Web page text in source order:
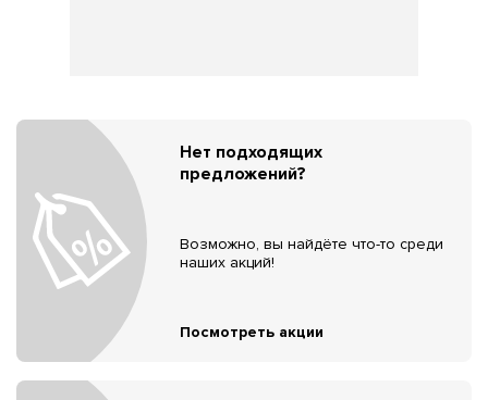
Нет подходящих
предложений?
Возможно, вы найдёте что-то среди
наших акций!
Посмотреть акции